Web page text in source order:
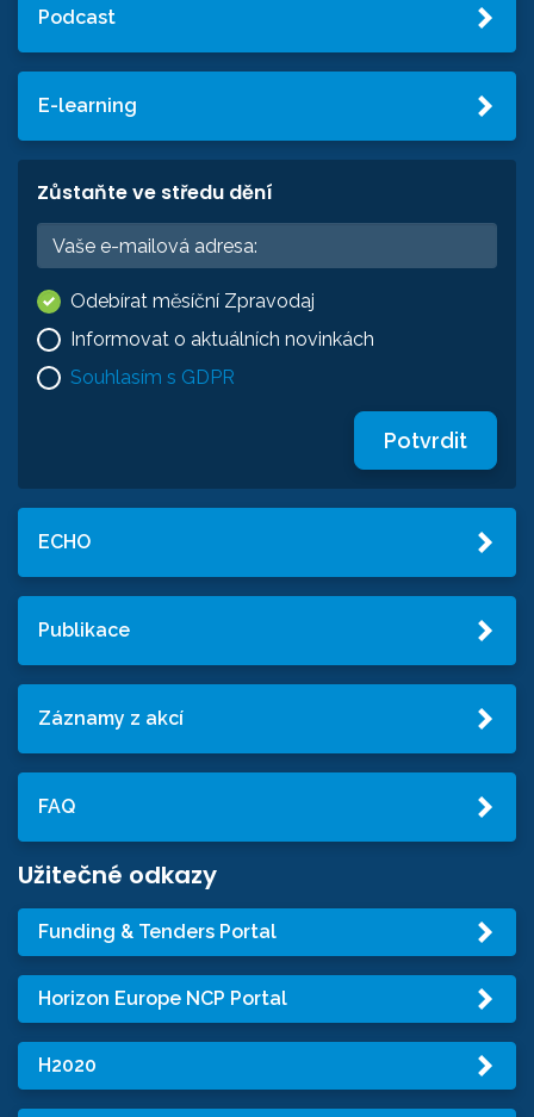
Podcast
E-learning
Zůstaňte ve středu dění
Odebírat měsíční Zpravodaj
Informovat o aktuálních novinkách
Souhlasím s GDPR
Potvrdit
ECHO
Publikace
Záznamy z akcí
FAQ
Užitečné odkazy
Funding & Tenders Portal
Horizon Europe NCP Portal
H2020